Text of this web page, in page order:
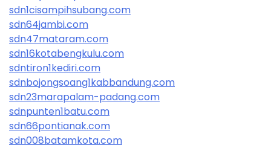
sdn1cisampihsubang.com
sdn64jambi.com
sdn47mataram.com
sdn16kotabengkulu.com
sdntiron1kediri.com
sdnbojongsoang1kabbandung.com
sdn23marapalam-padang.com
sdnpunten1batu.com
sdn66pontianak.com
sdn008batamkota.com